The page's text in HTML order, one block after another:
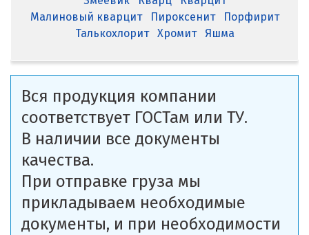
Малиновый кварцит
Пироксенит
Порфирит
Талькохлорит
Хромит Яшма
Вся продукция компании
соответствует ГОСТам или ТУ.
В наличии все документы
качества.
При отправке груза мы
прикладываем необходимые
документы, и при необходимости